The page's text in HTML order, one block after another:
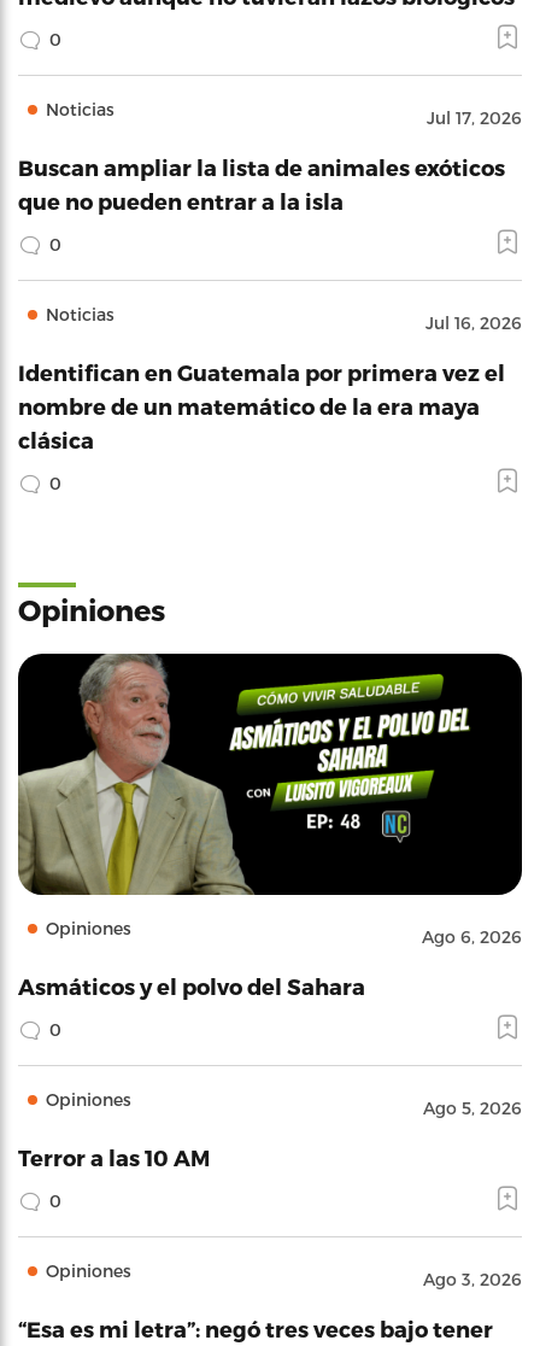
0
Noticias Jul 17, 2026
Buscan ampliar la lista de animales exóticos
que no pueden entrar a la isla
0
Noticias Jul 16, 2026
Identifican en Guatemala por primera vez el
nombre de un matemático de la era maya
clásica
0
Opiniones
Opiniones Ago 6, 2026
Asmáticos y el polvo del Sahara
0
Opiniones Ago 5, 2026
Terror a las 10 AM
0
Opiniones Ago 3, 2026
“Esa es mi letra”: negó tres veces bajo tener